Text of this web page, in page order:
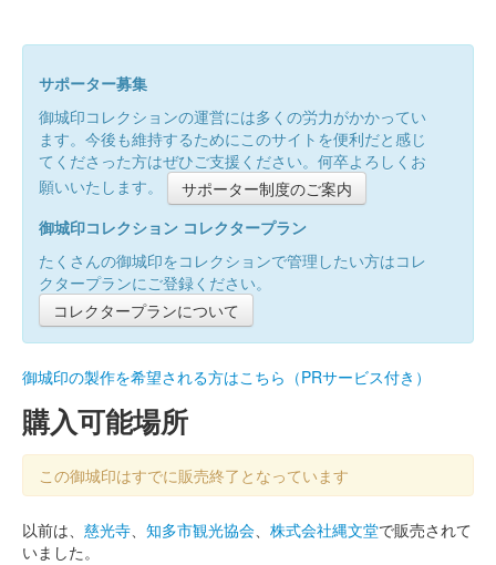
サポーター募集
御城印コレクションの運営には多くの労力がかかってい
ます。今後も維持するためにこのサイトを便利だと感じ
てくださった方はぜひご支援ください。何卒よろしくお
願いいたします。
サポーター制度のご案内
御城印コレクション コレクタープラン
たくさんの御城印をコレクションで管理したい方はコレ
クタープランにご登録ください。
コレクタープランについて
御城印の製作を希望される方はこちら（PRサービス付き）
購入可能場所
この御城印はすでに販売終了となっています
以前は、 慈光寺、 知多市観光協会、 株式会社縄文堂で販売されて
いました。